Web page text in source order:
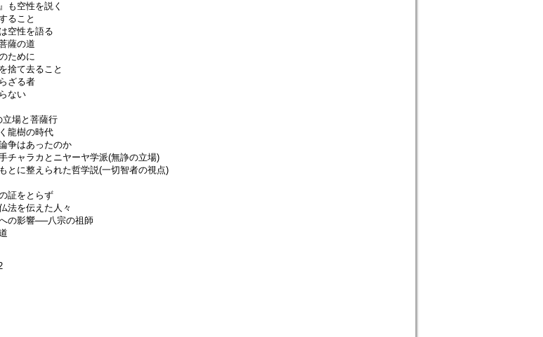
も空性を説く
ること
空性を語る
薩の道
ために
捨て去ること
ざる者
ない
場と菩薩行
龍樹の時代
争はあったのか
ャラカとニヤーヤ学派(無諍の立場)
に整えられた哲学説(一切智者の視点)
証をとらず
法を伝えた人々
の影響──八宗の祖師